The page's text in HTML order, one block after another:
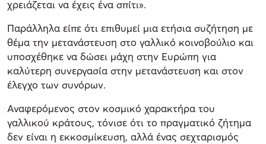
χρειάζεται να έχεις ένα σπίτι».
Παράλληλα είπε ότι επιθυμεί μια ετήσια συζήτηση με
θέμα την μετανάστευση στο γαλλικό κοινοβούλιο και
υποσχέθηκε να δώσει μάχη στην Ευρώπη για
καλύτερη συνεργασία στην μετανάστευση και στον
έλεγχο των συνόρων.
Αναφερόμενος στον κοσμικό χαρακτήρα του
γαλλικού κράτους, τόνισε ότι το πραγματικό ζήτημα
δεν είναι η εκκοσμίκευση, αλλά ένας σεχταρισμός